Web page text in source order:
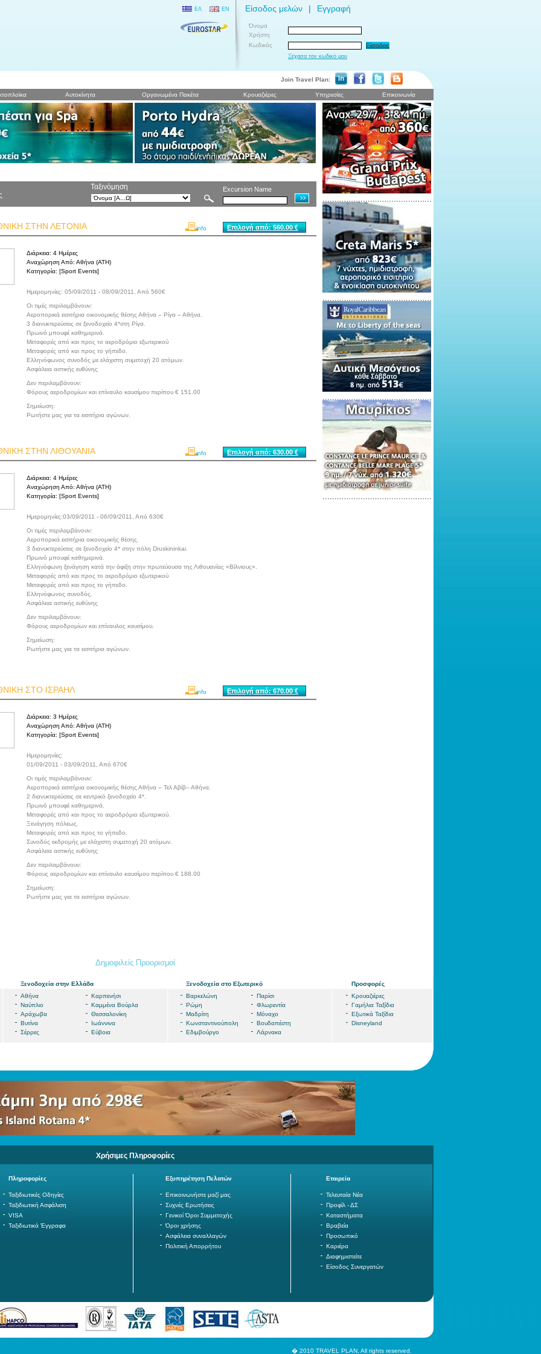
ΕΛ EN Είσοδος μελών | Εγγραφή
Όνομα
Χρήστη
Κωδικός
Είσοδος
Ξέχασα τον κωδικό μου
Join Travel Plan:
Αυτοκίνητα Οργανωμένα Πακέτα Κρουαζιέρες Υπηρεσίες Επικοινωνία
Ταξινόμηση Excursion Name
ΣΤΗΝ ΛΕΤΟΝΙΑ info Επιλογή από: 560.00 €
Διάρκεια: 4 Ημέρες
Αναχώρηση Από: Αθήνα (ATH)
Κατηγορία: [Sport Events]
Ημερομηνίες: 05/09/2011 - 08/09/2011, Από 560€
Οι τιμές περιλαμβάνουν:
Αεροπορικά εισιτήρια οικονομικής θέσης Αθήνα – Ρίγα – Αθήνα.
3 διανυκτερεύσεις σε ξενοδοχείο 4*στη Ρίγα.
Πρωινό μπουφέ καθημερινά.
Μεταφορές από και προς το αεροδρόμιο εξωτερικού
Μεταφορές από και προς το γήπεδο.
Ελληνόφωνος συνοδός με ελάχιστη συμετοχή 20 ατόμων.
Ασφάλεια αστικής ευθύνης
Δεν περιλαμβάνουν:
Φόρους αεροδρομίων και επίναυλο καυσίμου περίπου € 151.00
Σημείωση:
Ρωτήστε μας για τα εισιτήρια αγώνων.
ΣΤΗΝ ΛΙΘΟΥΑΝΙΑ info Επιλογή από: 630.00 €
Διάρκεια: 4 Ημέρες
Αναχώρηση Από: Αθήνα (ATH)
Κατηγορία: [Sport Events]
Ημερομηνίες:03/09/2011 - 06/09/2011, Από 630€
Οι τιμές περιλαμβάνουν:
Αεροπορικά εισιτήρια οικονομικής θέσης.
3 διανυκτερεύσεις σε ξενοδοχείο 4* στην πόλη Druskininkai.
Πρωινό μπουφέ καθημερινά.
Ελληνόφωνη ξενάγηση κατά την άφιξη στην πρωτεύουσα της Λιθουανίας «Βίλνιους».
Μεταφορές από και προς το αεροδρόμιο εξωτερικού
Μεταφορές από και προς το γήπεδο.
Ελληνόφωνος συνοδός.
Ασφάλεια αστικής ευθύνης
Δεν περιλαμβάνουν:
Φόρους αεροδρομίων και επίναυλος καυσίμου.
Σημείωση:
Ρωτήστε μας για τα εισιτήρια αγώνων.
ΣΤΟ ΙΣΡΑΗΛ info Επιλογή από: 670.00 €
Διάρκεια: 3 Ημέρες
Αναχώρηση Από: Αθήνα (ATH)
Κατηγορία: [Sport Events]
Ημερομηνίες:
01/09/2011 - 03/09/2011, Από 670€
Οι τιμές περιλαμβάνουν:
Αεροπορικά εισιτήρια οικονομικής θέσης Αθήνα – Τελ Αβίβ– Αθήνα.
2 διανυκτερεύσεις σε κεντρικό ξενοδοχείο 4*.
Πρωινό μπουφέ καθημερινά.
Μεταφορές από και προς το αεροδρόμιο εξωτερικού.
Ξενάγηση πόλεως.
Μεταφορές από και προς το γήπεδο.
Συνοδός εκδρομής με ελάχιστη συμετοχή 20 ατόμων.
Ασφάλεια αστικής ευθύνης
Δεν περιλαμβάνουν:
Φόρους αεροδρομίων και επίναυλο καυσίμου περίπου € 188.00
Σημείωση:
Ρωτήστε μας για τα εισιτήρια αγώνων.
Δημοφιλείς Προορισμοί
Ξενοδοχεία στην Ελλάδα
Αθήνα
Καρπενήσι
Ναύπλιο
Καμμένα Βούρλα
Αράχωβα
Θεσσαλονίκη
Βυτίνα
Ιωάννινα
Σέρρες
Εύβοια
Ξενοδοχεία στο Εξωτερικό
Βαρκελώνη
Παρίσι
Ρώμη
Φλωρεντία
Μαδρίτη
Μόναχο
Κωνσταντινούπολη
Βουδαπέστη
Εδιμβούργο
Λάρνακα
Προσφορές
Κρουαζιέρες
Γαμήλια Ταξίδια
Εξωτικά Ταξίδια
Disneyland
Χρήσιμες Πληροφορίες
Πληροφορίες
Ταξιδιωτικές Οδηγίες
Ταξιδιωτική Ασφάλιση
VISA
Ταξιδιωτικά Έγγραφα
Εξυπηρέτηση Πελατών
Επικοινωνήστε μαζί μας
Συχνές Ερωτήσεις
Γενικοί Όροι Συμμετοχής
Όροι χρήσης
Ασφάλεια συναλλαγών
Πολιτική Απορρήτου
Εταιρεία
Τελευταία Νέα
Προφίλ - ΔΣ
Καταστήματα
Βραβεία
Προσωπικό
Καριέρα
Διαφημιστείτε
Είσοδος Συνεργατών
� 2010 TRAVEL PLAN, All rights reserved.